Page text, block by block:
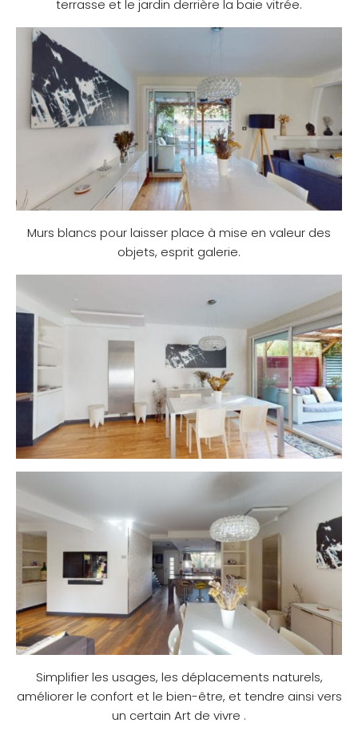
terrasse et le jardin derrière la baie vitrée.
Murs blancs pour laisser place à mise en valeur des
objets, esprit galerie.
Simplifier les usages, les déplacements naturels,
améliorer le confort et le bien-être, et tendre ainsi vers
un certain Art de vivre .